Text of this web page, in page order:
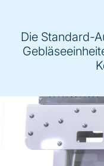
Die Standard-